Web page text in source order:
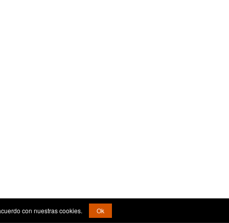
con nuestras cookies. Ok